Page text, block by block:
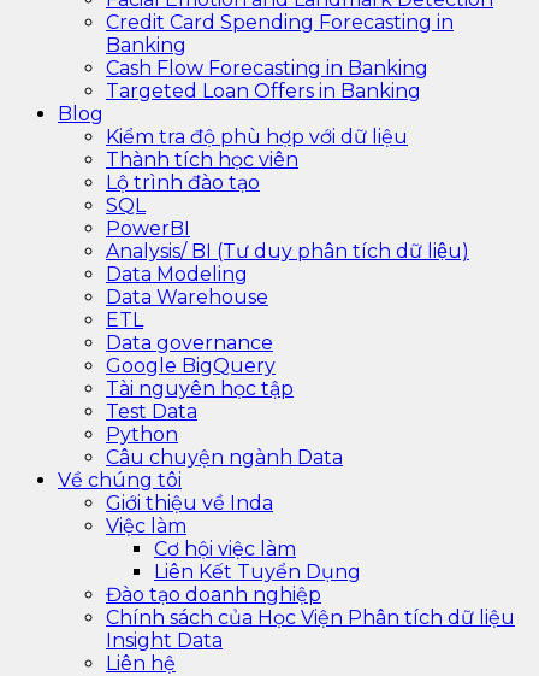
Credit Card Spending Forecasting in
Banking
Cash Flow Forecasting in Banking
Targeted Loan Offers in Banking
Blog
Kiểm tra độ phù hợp với dữ liệu
Thành tích học viên
Lộ trình đào tạo
SQL
PowerBI
Analysis/ BI (Tư duy phân tích dữ liệu)
Data Modeling
Data Warehouse
ETL
Data governance
Google BigQuery
Tài nguyên học tập
Test Data
Python
Câu chuyện ngành Data
Về chúng tôi
Giới thiệu về Inda
Việc làm
Cơ hội việc làm
Liên Kết Tuyển Dụng
Đào tạo doanh nghiệp
Chính sách của Học Viện Phân tích dữ liệu
Insight Data
Liên hệ